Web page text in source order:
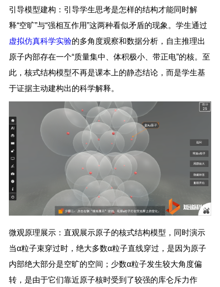
引导模型建构：引导学生思考是怎样的结构才能同时解
释“空旷”与“强相互作用”这两种看似矛盾的现象。学生通过
虚拟仿真科学实验的多角度观察和数据分析，自主推理出
原子内部存在一个“质量集中、体积极小、带正电”的核。至
此，核式结构模型不再是课本上的静态结论，而是学生基
于证据主动建构出的科学解释。
微观原理展示：直观展示原子的核式结构模型，同时演示
当α粒子束穿过时，绝大多数α粒子直线穿过，是因为原子
内部绝大部分是空旷的空间；少数α粒子发生较大角度偏
转，是由于它们靠近原子核时受到了较强的库仑斥力作